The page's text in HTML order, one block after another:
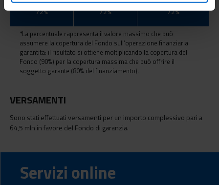
72% 72% 72%
*La percentuale rappresenta il valore massimo che può
assumere la copertura del Fondo sull’operazione finanziaria
garantita: il risultato si ottiene moltiplicando la copertura del
Fondo (90%) per la copertura massima che può offrire il
soggetto garante (80% del finanziamento).
VERSAMENTI
Sono stati effettuati versamenti per un importo complessivo pari a
64,5 mln in favore del Fondo di garanzia.
Servizi online